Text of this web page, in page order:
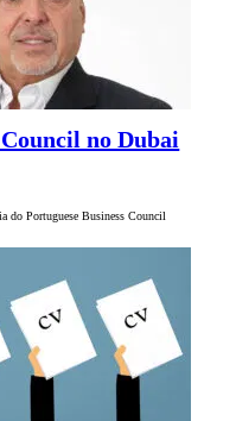
no Dubai
do Portuguese Business Council